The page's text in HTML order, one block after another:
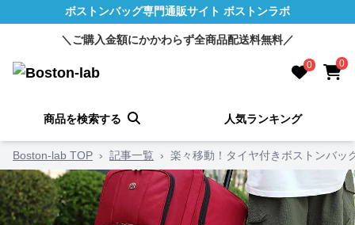
ボストンバッグ専門通販サイト ボストンラボ
＼ご購入金額にかかわらず全商品配送料無料／
0 0
商品を検索する 人気ランキング
Boston-lab TOP › 記事一覧 › 楽々移動！タイヤ付きボストンバッ